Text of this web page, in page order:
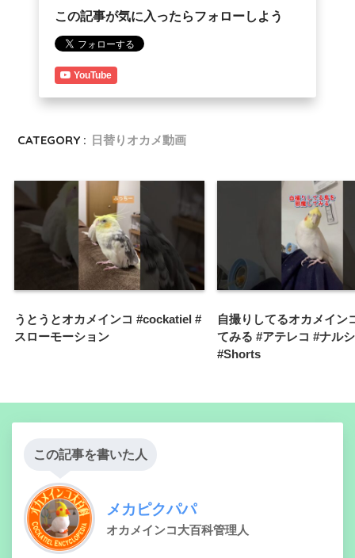
この記事が気に入ったらフォローしよう
YouTube
CATEGORY : 日替りオカメ動画
うとうとオカメインコ #cockatiel #
スローモーション
自撮りしてるオカメイン
てみる #アテレコ #ナル
#Shorts
この記事を書いた人
メカピクパパ
オカメインコ大百科管理人